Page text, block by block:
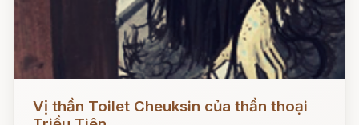
Đọc ngay
Vị thần Toilet Cheuksin của thần thoại